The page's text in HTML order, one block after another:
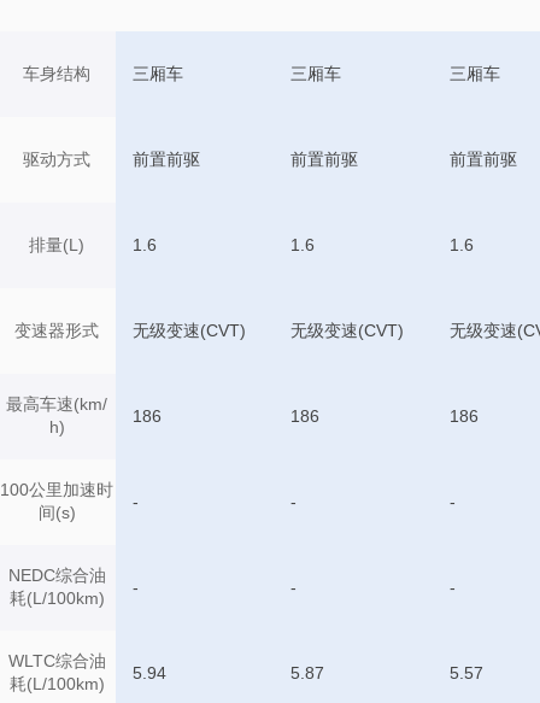
车身结构
驱动方式
排量(L)
变速器形式
最高车速(km/
h)
100公里加速时
间(s)
NEDC综合油
耗(L/100km)
WLTC综合油
耗(L/100km)
三厢车 三厢车 三厢车
前置前驱 前置前驱 前置前驱
1.6 1.6 1.6
无级变速(CVT) 无级变速(CVT) 无级变速
186 186 186
- - -
- - -
5.94 5.87 5.57